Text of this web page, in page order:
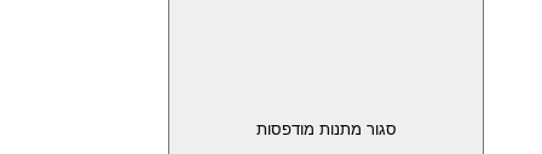
סגור מתנות מודפסות